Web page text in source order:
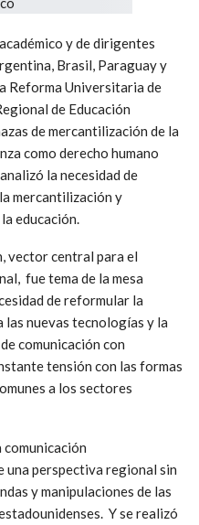
y de dirigentes
Brasil, Paraguay y
Reforma Universitaria de
de Educación
de mercantilización de la
como derecho humano
la necesidad de
mercantilización y
educación.
vector central para el
fue tema de la mesa
de reformular la
las nuevas tecnologías y la
comunicación con
tensión con las formas
a los sectores
comunicación
una perspectiva regional sin
y manipulaciones de las
Y se realizó